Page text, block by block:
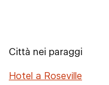
Città nei paraggi
Hotel a Roseville